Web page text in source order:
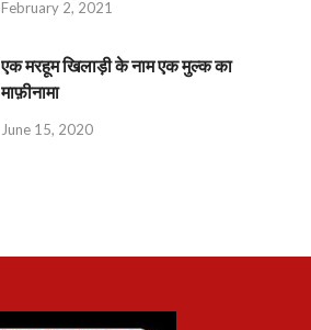
February 2, 2021
एक मरहूम खिलाड़ी के नाम एक मुल्क का
माफ़ीनामा
June 15, 2020